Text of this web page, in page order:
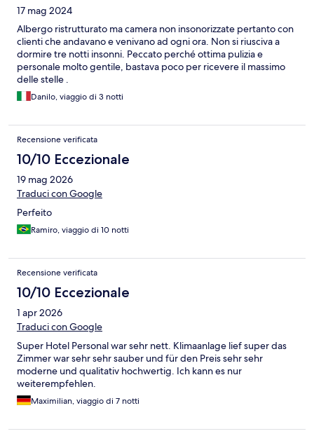
17 mag 2024
Albergo ristrutturato ma camera non insonorizzate pertanto con
clienti che andavano e venivano ad ogni ora. Non si riusciva a
dormire tre notti insonni. Peccato perché ottima pulizia e
personale molto gentile, bastava poco per ricevere il massimo
delle stelle .
Danilo, viaggio di 3 notti
Recensione verificata
10/10 Eccezionale
19 mag 2026
Traduci con Google
Perfeito
Ramiro, viaggio di 10 notti
Recensione verificata
10/10 Eccezionale
1 apr 2026
Traduci con Google
Super Hotel Personal war sehr nett. Klimaanlage lief super das
Zimmer war sehr sehr sauber und für den Preis sehr sehr
moderne und qualitativ hochwertig. Ich kann es nur
weiterempfehlen.
Maximilian, viaggio di 7 notti